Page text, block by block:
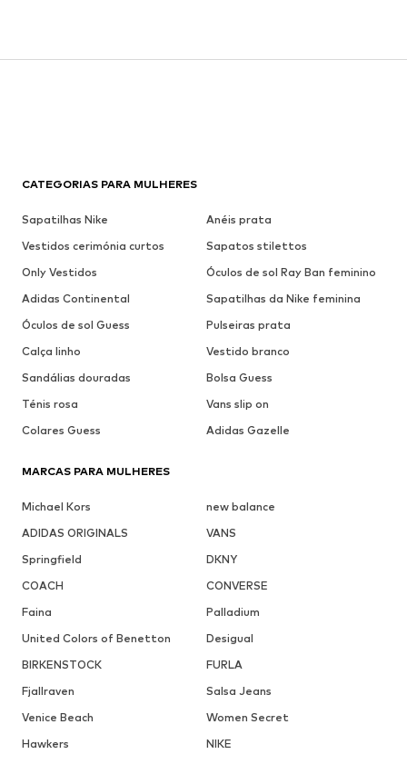
CATEGORIAS PARA MULHERES
Sapatilhas Nike
Anéis prata
Vestidos cerimónia curtos
Sapatos stilettos
Only Vestidos
Óculos de sol Ray Ban feminino
Adidas Continental
Sapatilhas da Nike feminina
Óculos de sol Guess
Pulseiras prata
Calça linho
Vestido branco
Sandálias douradas
Bolsa Guess
Ténis rosa
Vans slip on
Colares Guess
Adidas Gazelle
MARCAS PARA MULHERES
Michael Kors
new balance
ADIDAS ORIGINALS
VANS
Springfield
DKNY
COACH
CONVERSE
Faina
Palladium
United Colors of Benetton
Desigual
BIRKENSTOCK
FURLA
Fjallraven
Salsa Jeans
Venice Beach
Women Secret
Hawkers
NIKE